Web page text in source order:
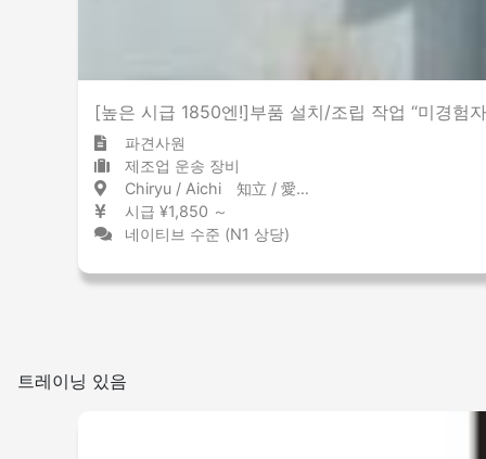
[높은 시급 1850엔!]부품 설치/조립 작업 “미경험
파견사원
제조업 운송 장비
Chiryu / Aichi 知立 / 愛知県
시급 ¥1,850 ～
네이티브 수준 (N1 상당)
트레이닝 있음